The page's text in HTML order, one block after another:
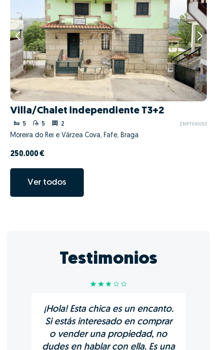
Villa/Chalet independiente T3+2
5 5 2 ZMPT590253
Moreira do Rei e Várzea Cova, Fafe, Braga
250.000 €
Ver todos
Testimonios
¡Hola! Esta chica es un encanto.
Si estás interesado en comprar
o vender una propiedad, no
dudes en hablar con ella. Es una